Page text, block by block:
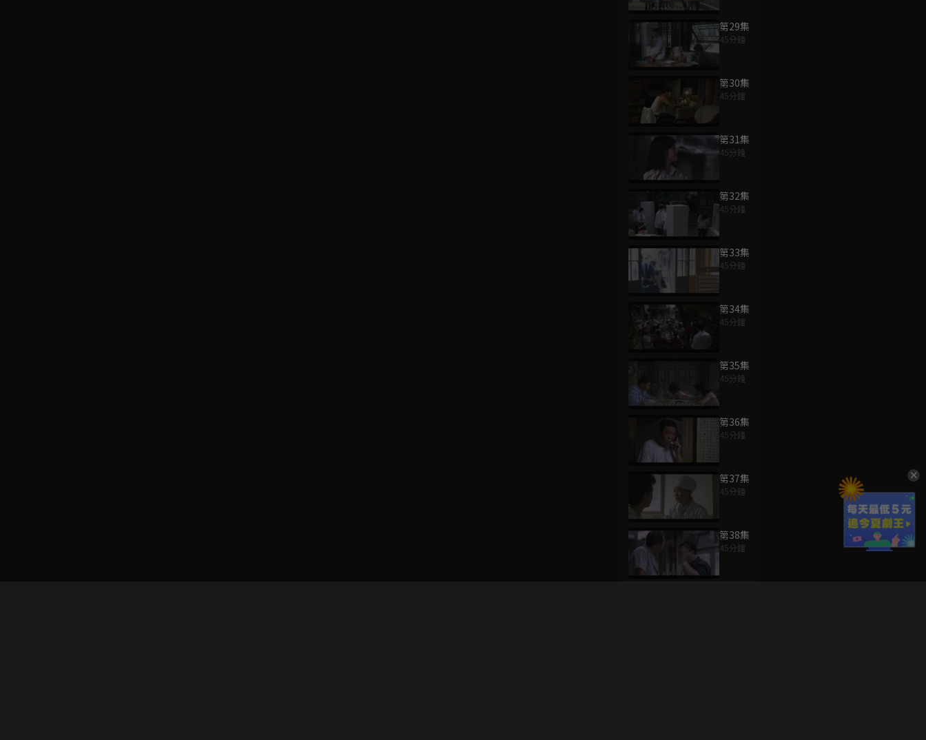
第29集
45分鐘
第30集
45分鐘
第31集
45分鐘
第32集
45分鐘
第33集
45分鐘
第34集
45分鐘
第35集
45分鐘
第36集
45分鐘
第37集
45分鐘
第38集
45分鐘